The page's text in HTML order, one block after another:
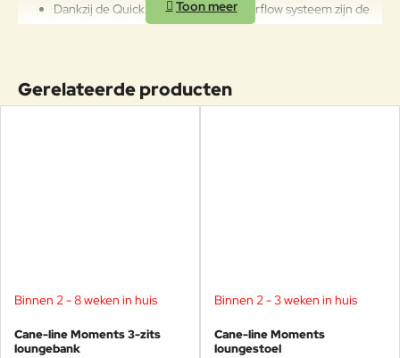
Dankzij de QuickDry vulling en het Airflow systeem zijn de
kussens snel droog na een regenbui.
Deens topdesign en kwaliteit, gemaakt om
intensief te gebruiken.
Gerelateerde producten
Binnen 2 - 8 weken in huis
Cane-line Moments 3-zits
loungebank
Binnen 2 - 3 weken in huis
Cane-line Moments
loungestoel